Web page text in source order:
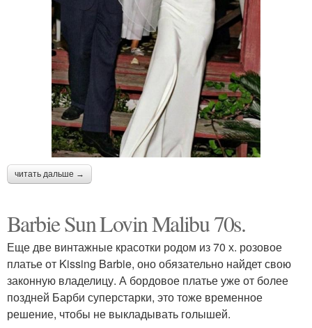
читать дальше →
Barbie Sun Lovin Malibu 70s.
Еще две винтажные красотки родом из 70 х. розовое
платье от Kissing Barbie, оно обязательно найдет свою
законную владелицу. А бордовое платье уже от более
поздней Барби суперстарки, это тоже временное
решение, чтобы не выкладывать голышей.